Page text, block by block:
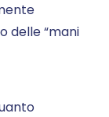
delle “mani